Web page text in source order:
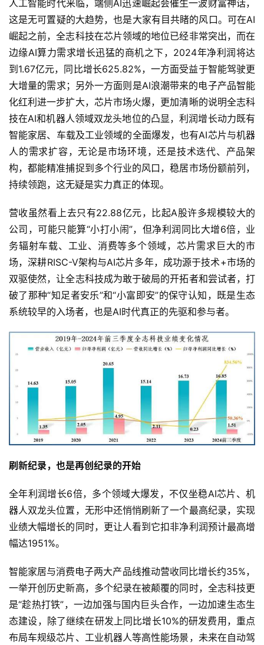
首
页
快
讯
公
司
时
尚
科
技
人工智能时代来临，端侧AI迅速崛起会催生一波财富神话，
这是无可置疑的大趋势，也是大家有目共睹的风口。可在AI
崛起之前，全志科技在芯片领域的地位已经非常突出，而在
边缘AI算力需求增长迅猛的商机之下，2024年净利润将达
到1.67亿元，同比增长625.82%，一方面受益于智能驾驶更
大增量的需求；另外一方面则是AI浪潮带来的电子产品智能
化红利进一步扩大，芯片市场火爆，更加清晰的说明全志科
技在AI和机器人领域双龙头地位的凸显，利润增长动力既有
智能家居、车载及工业领域的全面爆发，也有AI芯片与机器
人的需求扩容，无论是市场环境，还是技术迭代、产品架
构，都能精准捕捉到多个行业的风口，稳居市场份额前列，
持续领跑，这无疑是实力真正的体现。
营收虽然看上去只有22.88亿元，比起A股许多规模较大的
公司，可能只能算“小打小闹”，但净利润同比大增6倍，业
务辐射车载、工业、消费等多个领域，芯片需求巨大的市
场，深耕RISC-V架构与AI芯片多年，成功源于技术+市场的
双驱使然，让全志科技成为敢于破局的开拓者和尝试者，打
破了那种“知足者安乐”和“小富即安”的保守认知，既是生态
系统较早的入场者，也是AI时代真正的先驱和参与者。
刷新纪录，也是再创纪录的开始
全年利润增长6倍，多个领域大爆发，不仅坐稳AI芯片、机
器人双龙头位置，无形中还悄悄刷新了一个最高纪录，实现
业绩大幅增长的同时，更让人看到它扣非净利润预计最高增
幅达1951%。
智能家居与消费电子两大产品线推动营收同比增长约35%，
一举开创历史新高，多个纪录在被颠覆的同时，全志科技更
是“趁热打铁”，一边加强与国内巨头合作，一边加速生态生
态建设，除了继续在研发上同比增长10%的研发费用，重点
布局车规级芯片、工业机器人等高性能场景，未来在自动驾